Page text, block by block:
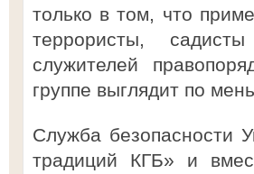
только в том, что
террористы,
служителей
группе выглядит по
Служба безопасности
традиций КГБ» и